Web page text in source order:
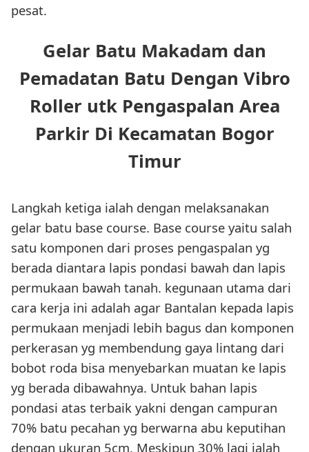
pesat.
Gelar Batu Makadam dan
Pemadatan Batu Dengan Vibro
Roller utk Pengaspalan Area
Parkir Di Kecamatan Bogor
Timur
Langkah ketiga ialah dengan melaksanakan
gelar batu base course. Base course yaitu salah
satu komponen dari proses pengaspalan yg
berada diantara lapis pondasi bawah dan lapis
permukaan bawah tanah. kegunaan utama dari
cara kerja ini adalah agar Bantalan kepada lapis
permukaan menjadi lebih bagus dan komponen
perkerasan yg membendung gaya lintang dari
bobot roda bisa menyebarkan muatan ke lapis
yg berada dibawahnya. Untuk bahan lapis
pondasi atas terbaik yakni dengan campuran
70% batu pecahan yg berwarna abu keputihan
dengan ukuran 5cm. Meskipun 30% lagi ialah